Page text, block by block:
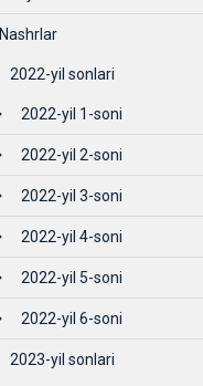
Nashrlar
2022-yil sonlari
2022-yil 1-soni
2022-yil 2-soni
2022-yil 3-soni
2022-yil 4-soni
2022-yil 5-soni
2022-yil 6-soni
2023-yil sonlari